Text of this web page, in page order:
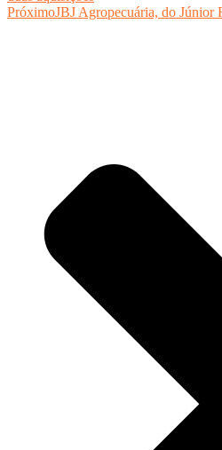
PróximoJBJ Agropecuária, do Júnior